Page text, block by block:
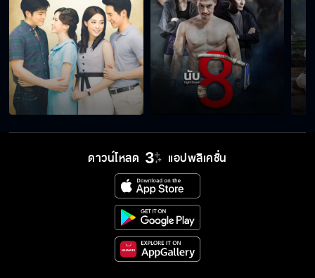
ดาวน์โหลด แอปพลิเคชั่น